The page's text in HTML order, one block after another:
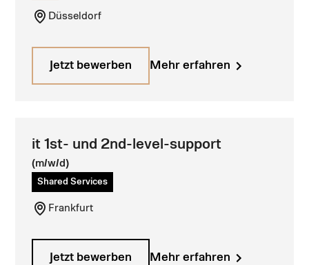
Düsseldorf
Jetzt bewerben Mehr erfahren
it 1st- und 2nd-level-support
(m/w/d)
Shared Services
Frankfurt
Jetzt bewerben Mehr erfahren